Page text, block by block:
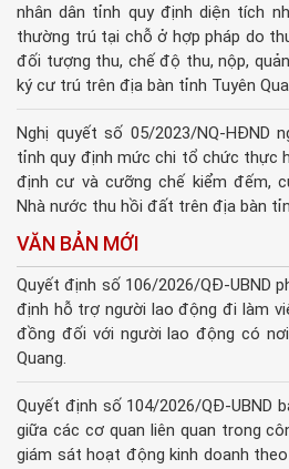
nhân dân tỉnh quy định diện tích
thường trú tại chỗ ở hợp pháp do
đối tượng thu, chế độ thu, nộp,
ký cư trú trên địa bàn tỉnh Tuyên
Nghị quyết số 05/2023/NQ-HĐND
tỉnh quy định mức chi tổ chức thực
định cư và cưỡng chế kiểm đếm,
Nhà nước thu hồi đất trên địa bàn
VĂN BẢN MỚI
Quyết định số 106/2026/QĐ-UBND
định hỗ trợ người lao động đi làm
đồng đối với người lao động có
Quang.
Quyết định số 104/2026/QĐ-UBND
giữa các cơ quan liên quan trong
giám sát hoạt động kinh doanh